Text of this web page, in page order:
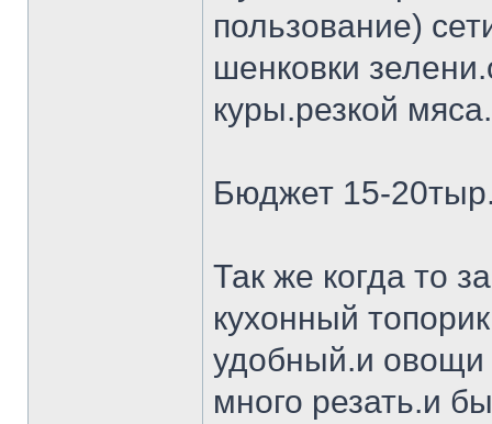
пользование)
шенковки
куры.резкой
Бюджет 15-
Так же когда то
кухонный
удобный.и овощи
много резать.и